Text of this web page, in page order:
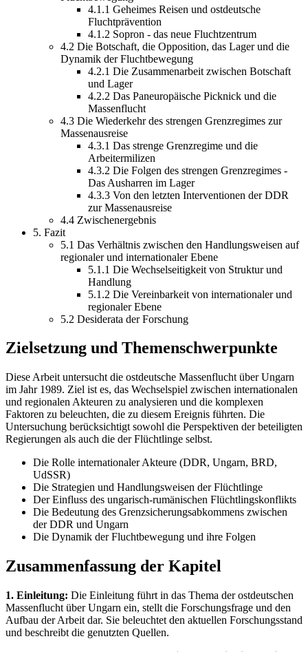
4.1.1 Geheimes Reisen und ostdeutsche
Fluchtprävention
4.1.2 Sopron - das neue Fluchtzentrum
4.2 Die Botschaft, die Opposition, das Lager und die
Dynamik der Fluchtbewegung
4.2.1 Die Zusammenarbeit zwischen Botschaft
und Lager
4.2.2 Das Paneuropäische Picknick und die
Massenflucht
4.3 Die Wiederkehr des strengen Grenzregimes zur
Massenausreise
4.3.1 Das strenge Grenzregime und die
Arbeitermilizen
4.3.2 Die Folgen des strengen Grenzregimes -
Das Ausharren im Lager
4.3.3 Von den letzten Interventionen der DDR
zur Massenausreise
4.4 Zwischenergebnis
5. Fazit
5.1 Das Verhältnis zwischen den Handlungsweisen auf
regionaler und internationaler Ebene
5.1.1 Die Wechselseitigkeit von Struktur und
Handlung
5.1.2 Die Vereinbarkeit von internationaler und
regionaler Ebene
5.2 Desiderata der Forschung
Zielsetzung und Themenschwerpunkte
Diese Arbeit untersucht die ostdeutsche Massenflucht über Ungarn
im Jahr 1989. Ziel ist es, das Wechselspiel zwischen internationalen
und regionalen Akteuren zu analysieren und die komplexen
Faktoren zu beleuchten, die zu diesem Ereignis führten. Die
Untersuchung berücksichtigt sowohl die Perspektiven der beteiligten
Regierungen als auch die der Flüchtlinge selbst.
Die Rolle internationaler Akteure (DDR, Ungarn, BRD,
UdSSR)
Die Strategien und Handlungsweisen der Flüchtlinge
Der Einfluss des ungarisch-rumänischen Flüchtlingskonflikts
Die Bedeutung des Grenzsicherungsabkommens zwischen
der DDR und Ungarn
Die Dynamik der Fluchtbewegung und ihre Folgen
Zusammenfassung der Kapitel
1. Einleitung: Die Einleitung führt in das Thema der ostdeutschen
Massenflucht über Ungarn ein, stellt die Forschungsfrage und den
Aufbau der Arbeit dar. Sie beleuchtet den aktuellen Forschungsstand
und beschreibt die genutzten Quellen.